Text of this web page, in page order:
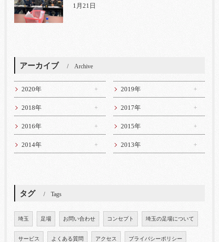
1月21日
アーカイブ Archive
2020年 2019年
2018年 2017年
2016年 2015年
2014年 2013年
タグ Tags
埼玉 足場 お問い合わせ コンセプト 埼玉の足場について
サービス よくある質問 アクセス プライバシーポリシー